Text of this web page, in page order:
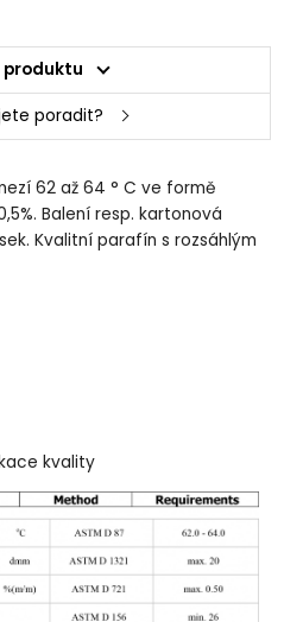
produktu
poradit?
62 až 64 ° C ve formě
Balení resp. kartonová
Kvalitní parafín s rozsáhlým
kvality